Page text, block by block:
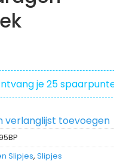
je25
verlanglijst toevoegen
Slipjes, Slipjes